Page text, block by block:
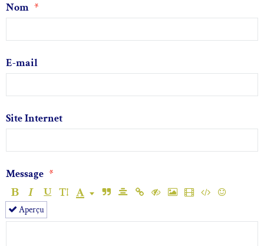
Nom
E-mail
Site Internet
Message
Aperçu